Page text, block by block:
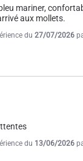
mariner,
aux mollets.
du 27/07/2026
du 13/06/2026